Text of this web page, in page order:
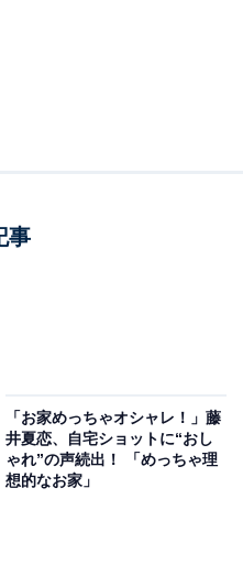
事
「お家めっちゃオシャレ！」藤
井夏恋、自宅ショットに“おし
ゃれ”の声続出！ 「めっちゃ理
想的なお家」